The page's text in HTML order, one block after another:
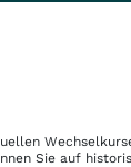
Sie auf